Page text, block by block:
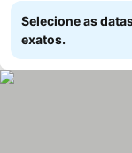
Selecione as
exatos.